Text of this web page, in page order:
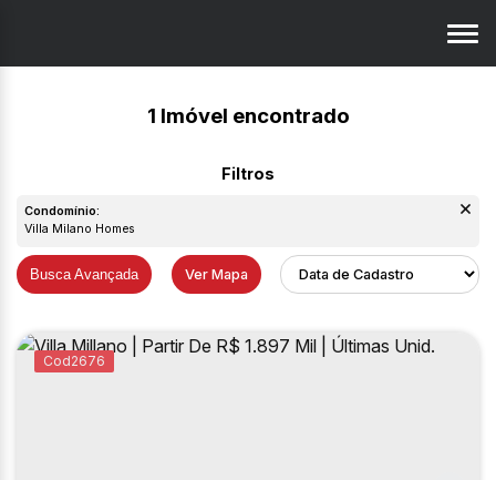
1 Imóvel encontrado
Condomínio:
Villa Milano Homes
Busca Avançada Ver Mapa
2676